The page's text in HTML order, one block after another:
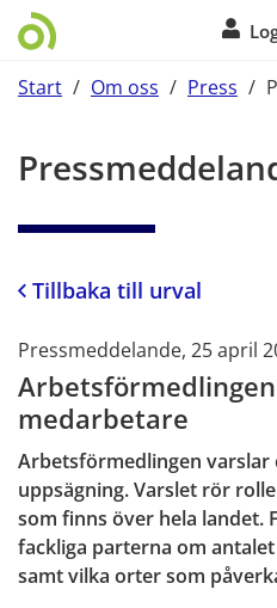
Start / Om oss / Press /
Tillbaka till urval
Pressmeddelande, 25 april
medarbetare
Arbetsförmedlingen varslar
uppsägning. Varslet rör
som finns över hela landet.
fackliga parterna om
samt vilka orter som